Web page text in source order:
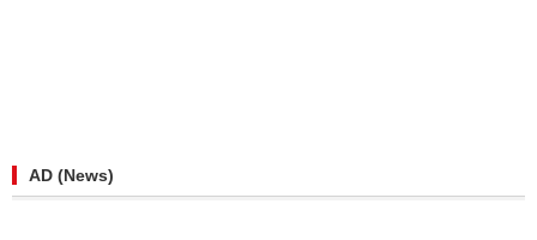
AD (News)